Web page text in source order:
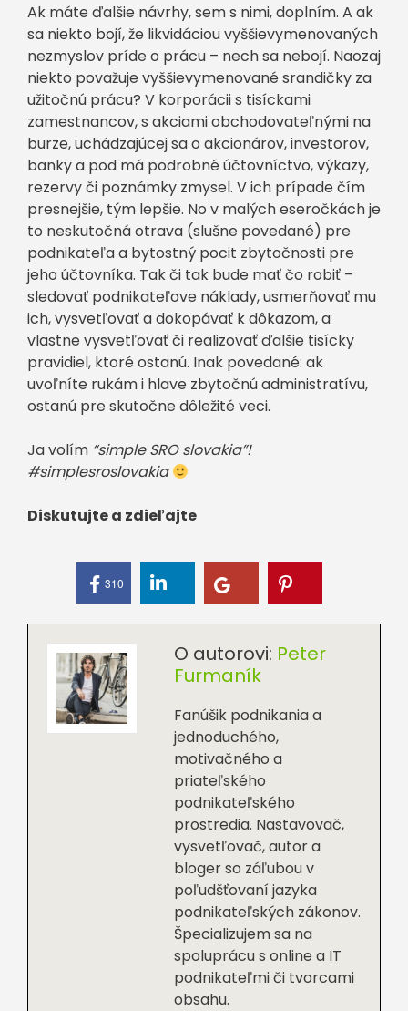
Ak máte ďalšie návrhy, sem s nimi, doplním. A ak
sa niekto bojí, že likvidáciou vyššievymenovaných
nezmyslov príde o prácu – nech sa nebojí. Naozaj
niekto považuje vyššievymenované srandičky za
užitočnú prácu? V korporácii s tisíckami
zamestnancov, s akciami obchodovateľnými na
burze, uchádzajúcej sa o akcionárov, investorov,
banky a pod má podrobné účtovníctvo, výkazy,
rezervy či poznámky zmysel. V ich prípade čím
presnejšie, tým lepšie. No v malých eseročkách je
to neskutočná otrava (slušne povedané) pre
podnikateľa a bytostný pocit zbytočnosti pre
jeho účtovníka. Tak či tak bude mať čo robiť –
sledovať podnikateľove náklady, usmerňovať mu
ich, vysvetľovať a dokopávať k dôkazom, a
vlastne vysvetľovať či realizovať ďalšie tisícky
pravidiel, ktoré ostanú. Inak povedané: ak
uvoľníte rukám i hlave zbytočnú administratívu,
ostanú pre skutočne dôležité veci.
Ja volím “simple SRO slovakia”!
#simplesroslovakia
Diskutujte a zdieľajte
310
O autorovi: Peter
Furmaník
Fanúšik podnikania a
jednoduchého,
motivačného a
priateľského
podnikateľského
prostredia. Nastavovač,
vysvetľovač, autor a
bloger so záľubou v
poľudšťovaní jazyka
podnikateľských zákonov.
Špecializujem sa na
spoluprácu s online a IT
podnikateľmi či tvorcami
obsahu.